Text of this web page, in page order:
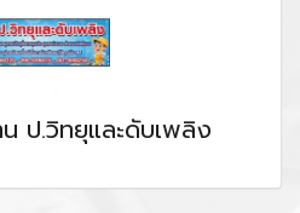
ป.วิทยุและดับเพลิง